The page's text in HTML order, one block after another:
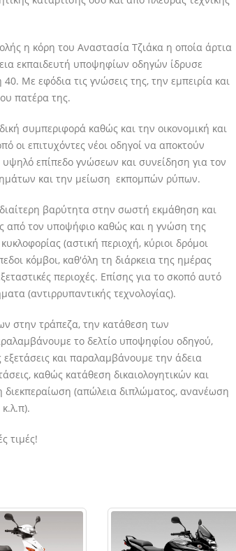
η κόρη του Αναστασία Τζιάκα η οποία άρτια
εκπαιδευτή υποψηφίων οδηγών ίδρυσε
Με εφόδια τις γνώσεις της, την εμπειρία και
πατέρα της.
συμπεριφορά καθώς και την οικονομική και
οι επιτυχόντες νέοι οδηγοί να αποκτούν
επίπεδο γνώσεων και συνείδηση για τον
και την μείωση εκπομπών ρύπων.
βαρύτητα στην σωστή εκμάθηση και
από τον υποψήφιο καθώς και η γνώση της
(αστική περιοχή, κύριοι δρόμοι
κόμβοι, καθ'όλη τη διάρκεια της ημέρας
περιοχές. Επίσης για το σκοπό αυτό
(αντιρρυπαντικής τεχνολογίας).
στην τράπεζα, την κατάθεση των
το δελτίο υποψηφίου οδηγού,
και παραλαμβάνουμε την άδεια
καθώς κατάθεση δικαιολογητικών και
(απώλεια διπλώματος, ανανέωση
τιμές!